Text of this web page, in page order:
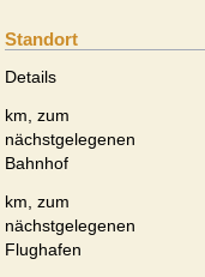
Standort
Details
km, zum
nächstgelegenen
Bahnhof
km, zum
nächstgelegenen
Flughafen